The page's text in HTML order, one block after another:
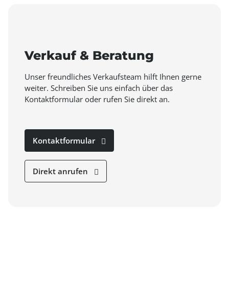
Verkauf & Beratung
Unser freundliches Verkaufsteam hilft Ihnen gerne
weiter. Schreiben Sie uns einfach über das
Kontaktformular oder rufen Sie direkt an.
Kontaktformular
Direkt anrufen